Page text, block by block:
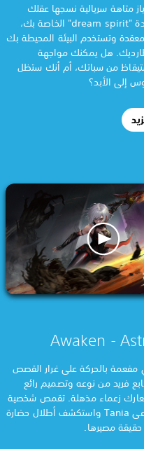
متاهة سريالية نسجها عقلك
الباطن. بمساعدة "dream spirit" الخاصة بك،
وتستخدم البيئة المحيطة بك
هل يمكنك مواجهة
من سباتك، أم أنك ستظل
إلى الأبد؟
Awaken -
مفعمة بالحركة على غرار القصص
فريد من نوعه وتصميم رائع
زعماء مذهلة. تقمص شخصية
فتاة غامضة تُدعى Tania واستكشف أطلال حضارة
مصيرها.